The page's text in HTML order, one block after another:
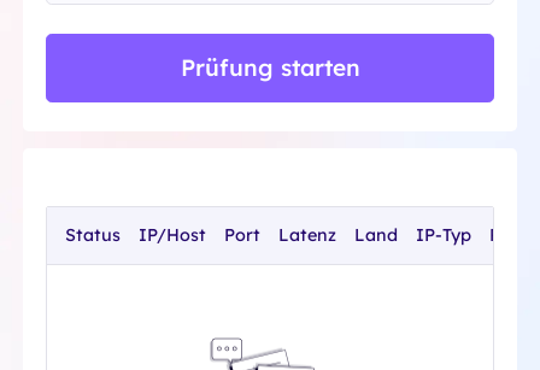
Prüfung starten
Status IP/Host Port Latenz Land IP-Typ